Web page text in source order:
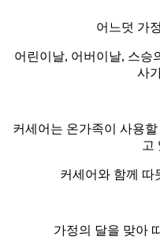
어느덧 가
어린이날, 어버이날, 스승
사
커세어는 온가족이 사용
고
커세어와 함께 따
가정의 달을 맞아